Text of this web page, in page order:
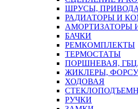
ШРУСЫ, ПРИВОДА
РАДИАТОРЫ И
АМОРТИЗАТОРЫ
БАЧКИ
РЕМКОМПЛЕКТЫ
ТЕРМОСТАТЫ
ПОРШНЕВАЯ,
ЖИКЛЕРЫ,
ХОДОВАЯ
РУЧКИ